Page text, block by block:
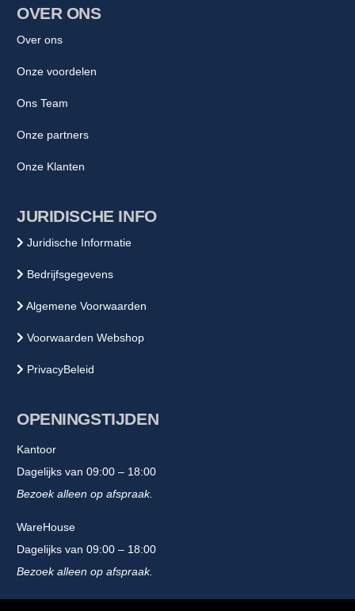
OVER ONS
Over ons
Onze voordelen
Ons Team
Onze partners
Onze Klanten
JURIDISCHE INFO
Juridische Informatie
Bedrijfsgegevens
Algemene Voorwaarden
Voorwaarden Webshop
PrivacyBeleid
OPENINGSTIJDEN
Kantoor
Dagelijks van 09:00 – 18:00
Bezoek alleen op afspraak.
WareHouse
Dagelijks van 09:00 – 18:00
Bezoek alleen op afspraak.